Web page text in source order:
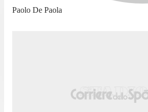
Paolo De Paola